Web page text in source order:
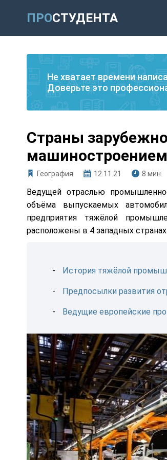
ПРОСТУДЕНТА
Не хватает времени
Доверьте это
Страны
машиностроением
География 12.11.21 8 мин.
Ведущей отраслью
объёма выпускаемых
предприятия тяжёлой
расположены в 4 западных
История тяжёлой
Предпосылки развития
Ведущие европейские